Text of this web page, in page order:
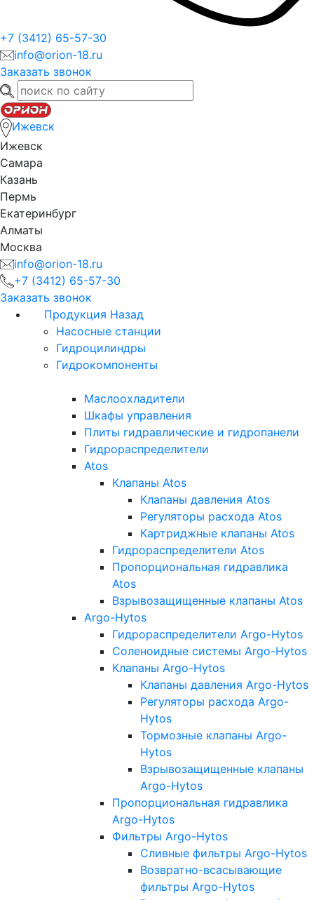
+7 (3412) 65-57-30
info@orion-18.ru
Заказать звонок
Ижевск
Ижевск
Самара
Казань
Пермь
Екатеринбург
Алматы
Москва
info@orion-18.ru
+7 (3412) 65-57-30
Заказать звонок
Продукция Назад
Насосные станции
Гидроцилиндры
Гидрокомпоненты
Маслоохладители
Шкафы управления
Плиты гидравлические и гидропанели
Гидрораспределители
Atos
Клапаны Atos
Клапаны давления Atos
Регуляторы расхода Atos
Картриджные клапаны Atos
Гидрораспределители Atos
Пропорциональная гидравлика
Atos
Взрывозащищенные клапаны Atos
Argo-Hytos
Гидрораспределители Argo-Hytos
Соленоидные системы Argo-Hytos
Клапаны Argo-Hytos
Клапаны давления Argo-Hytos
Регуляторы расхода Argo-
Hytos
Тормозные клапаны Argo-
Hytos
Взрывозащищенные клапаны
Argo-Hytos
Пропорциональная гидравлика
Argo-Hytos
Фильтры Argo-Hytos
Сливные фильтры Argo-Hytos
Возвратно-всасывающие
фильтры Argo-Hytos